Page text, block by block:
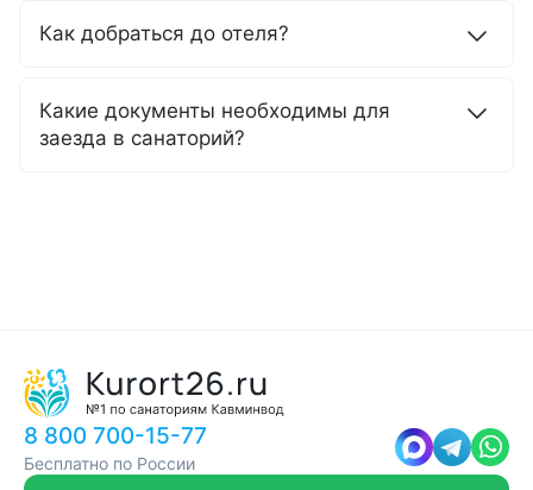
Как добраться до отеля?
Какие документы необходимы для
заезда в санаторий?
8 800 700-15-77
Бесплатно по России